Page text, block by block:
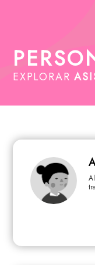
EXPLORAR